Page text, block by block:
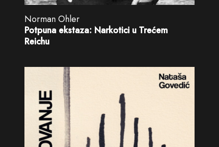
Norman Ohler
Potpuna ekstaza: Narkotici u Trećem
Reichu